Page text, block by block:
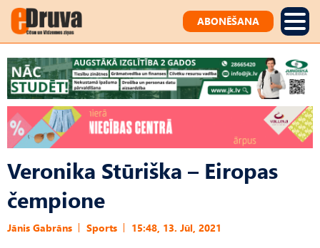
ABONĒŠANA
Veronika Stūriška – Eiropas
čempione
Jānis Gabrāns Sports 15:48, 13. Jūl, 2021